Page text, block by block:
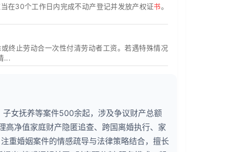
在30个工作日内完成不动产登记并发放产权证书。
终止劳动合一次性付清劳动者工资。若遇特殊情况
...
女抚养等案件500余起，涉及争议财产总额
净值家庭财产隐匿追查、跨国离婚执行、家
重婚姻案件的情感疏导与法律策略结合，擅长